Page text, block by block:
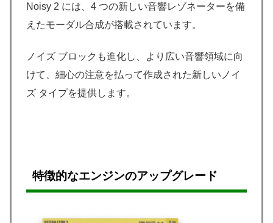
Noisy 2 には、4 つの新しい音響レゾネーターを備
えたモーダル合成が搭載されています。
ノイズ ブロックも進化し、より広い音響領域に向
けて、細心の注意を払って作成された新しいノイ
ズ タイプを提供します。
特徴的なエンジンのアップグレード